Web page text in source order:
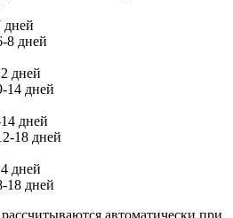
дней
8 дней
дней
14 дней
дней
18 дней
дней
18 дней
автоматически при